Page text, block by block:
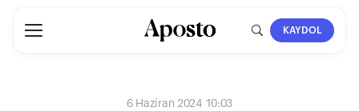
KAYDOL
6 Haziran 2024 10:03